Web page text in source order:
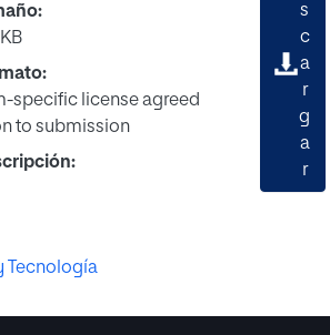
specific license agreed
to submission
s
c
a
r
g
a
r
Tecnología